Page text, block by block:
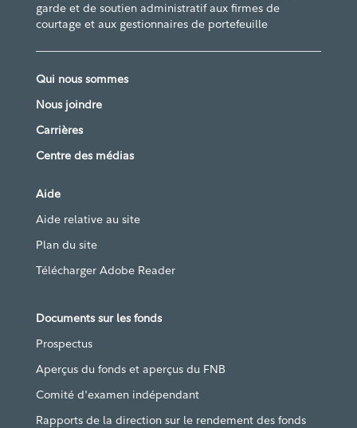
garde et de soutien administratif aux firmes de
courtage et aux gestionnaires de portefeuille
Qui nous sommes
Nous joindre
Carrières
Centre des médias
Aide
Aide relative au site
Plan du site
Télécharger Adobe Reader
Documents sur les fonds
Prospectus
Aperçus du fonds et aperçus du FNB
Comité d'examen indépendant
Rapports de la direction sur le rendement des fonds